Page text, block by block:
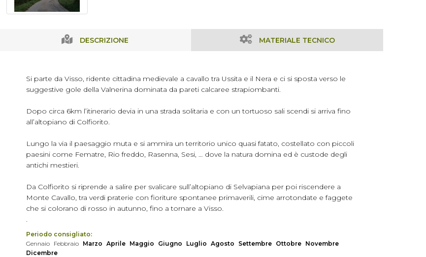
DESCRIZIONE MATERIALE TECNICO
Si parte da Visso, ridente cittadina medievale a cavallo tra Ussita e il Nera e ci si sposta verso le
suggestive gole della Valnerina dominata da pareti calcaree strapiombanti.
Dopo circa 6km l’itinerario devia in una strada solitaria e con un tortuoso sali scendi si arriva fino
all’altopiano di Colfiorito.
Lungo la via il paesaggio muta e si ammira un territorio unico quasi fatato, costellato con piccoli
paesini come Fematre, Rio freddo, Rasenna, Sesi, … dove la natura domina ed è custode degli
antichi mestieri.
Da Colfiorito si riprende a salire per svalicare sull’altopiano di Selvapiana per poi riscendere a
Monte Cavallo, tra verdi praterie con fioriture spontanee primaverili, cime arrotondate e faggete
che si colorano di rosso in autunno, fino a tornare a Visso.
.
Periodo consigliato:
Gennaio Febbraio Marzo Aprile Maggio Giugno Luglio Agosto Settembre Ottobre Novembre
Dicembre